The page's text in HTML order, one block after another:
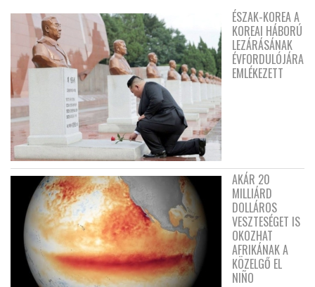
ÉSZAK-KOREA A
KOREAI HÁBORÚ
LEZÁRÁSÁNAK
ÉVFORDULÓJÁRA
EMLÉKEZETT
AKÁR 20
MILLIÁRD
DOLLÁROS
VESZTESÉGET IS
OKOZHAT
AFRIKÁNAK A
KÖZELGŐ EL
NIÑO